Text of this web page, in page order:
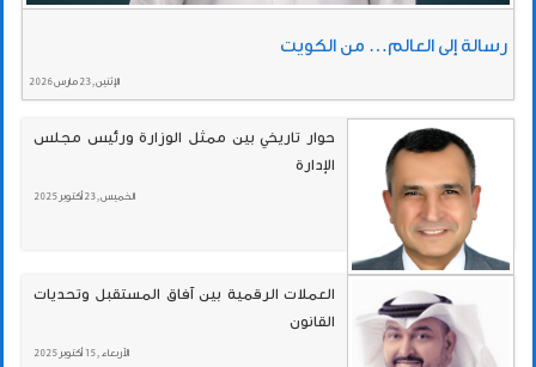
رسالة إلى العالم… من الكويت
الإثنين , 23 مارس 2026
حوار تاريخي بين ممثل الوزارة ورئيس مجلس
الإدارة
الخميس , 23 أكتوبر 2025
العملات الرقمية بين آفاق المستقبل وتحديات
القانون
الأربعاء , 15 أكتوبر 2025